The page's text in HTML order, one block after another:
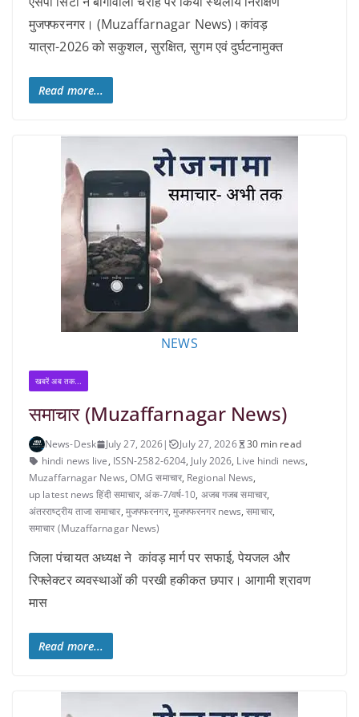
मुजफ्फरनगर। (Muzaffarnagar News)।कांवड़
यात्रा-2026 को सकुशल, सुरक्षित, सुगम एवं दुर्घटनामुक्त
Read more...
NEWS
खबरें अब तक...
समाचार (Muzaffarnagar News)
News-Desk July 27, 2026| July 27, 2026
30 min read
hindi news live, ISSN-2582-6204, July 2026, Live hindi news,
Muzaffarnagar News,OMG समाचार, Regional News,
up latest news हिंदी समाचार,अंक-7/वर्ष-10, अजब गजब समाचार,
अंतरराष्ट्रीय ताजा समाचार, मुजफ्फरनगर, मुजफ्फरनगर news,समाचार,
समाचार (Muzaffarnagar News)
जिला पंचायत अध्यक्ष ने कांवड़ मार्ग पर सफाई, पेयजल और
रिफ्लेक्टर व्यवस्थाओं की परखी हकीकत छपार। आगामी श्रावण
मास
Read more...